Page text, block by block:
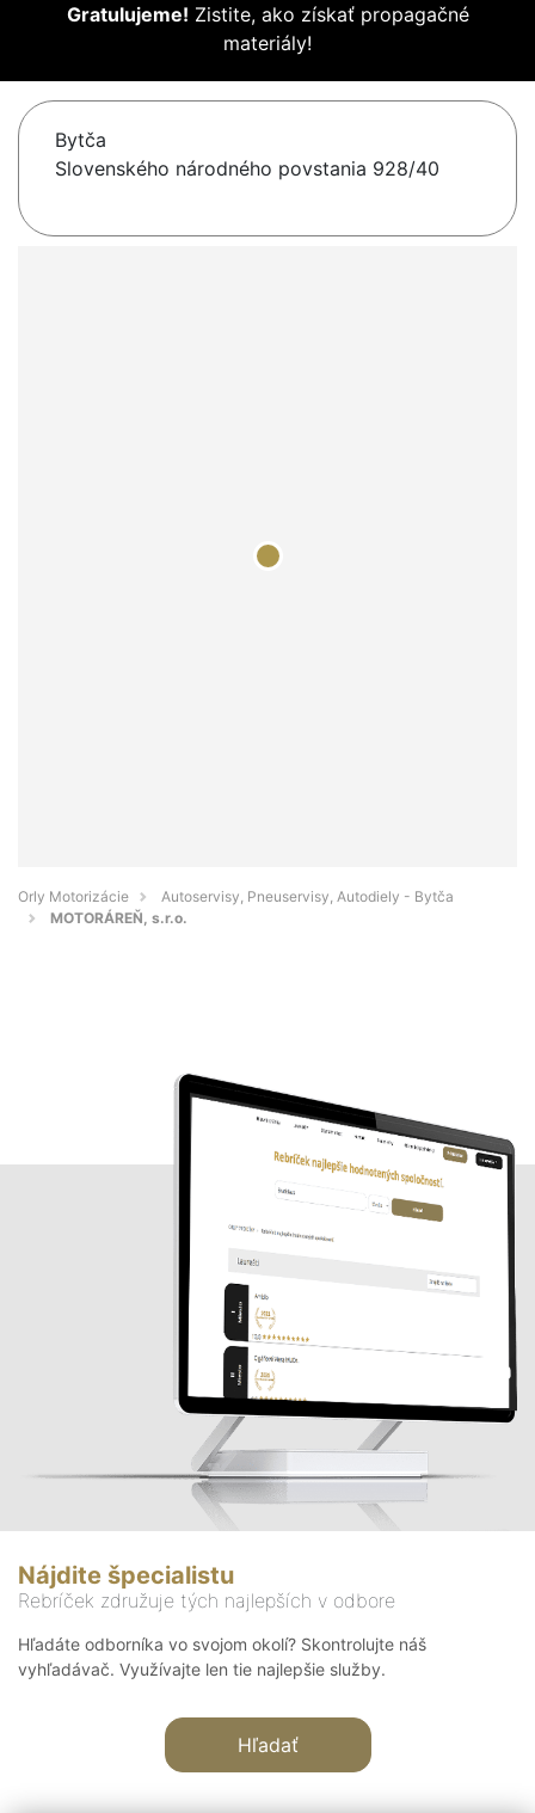
Gratulujeme! Zistite, ako získať propagačné
materiály!
Bytča
Slovenského národného povstania 928/40
Orly Motorizácie
Autoservisy, Pneuservisy, Autodiely - Bytča
MOTORÁREŇ, s.r.o.
Nájdite špecialistu
Rebríček združuje tých najlepších v odbore
Hľadáte odborníka vo svojom okolí? Skontrolujte náš
vyhľadávač. Využívajte len tie najlepšie služby.
Hľadať